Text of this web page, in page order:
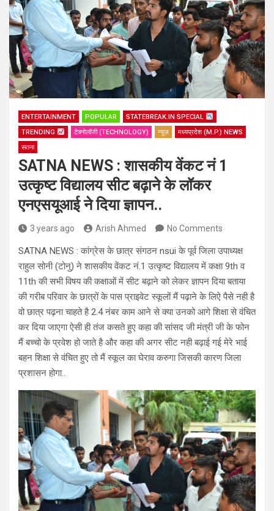
ENTERTAINMENT POPULAR
STATEBREAK.IN SPECIAL
TRENDING
टेक्नोलॉजी (TECHNOLOGY) न्यूज़
मध्यप्रदेश (M.P.) NEWS
सतना
SATNA NEWS : शासकीय वेंकट नं 1
उत्कृष्ट विद्यालय सीट बढ़ाने के लॉकर
एनएसयूआई ने दिया ज्ञापन..
3 years ago Arish Ahmed No Comments
SATNA NEWS : कांग्रेस के छात्र संगठन nsui के पूर्व जिला उपाध्यक्ष
राहुल सोनी (टोनु) ने शासकीय वेंकट नं.1 उत्कृष्ट विद्यालय में कक्षा 9th व
11th की सभी विषय की कक्षाओं में सीट बढ़ाने को लेकर ज्ञापन दिया बताया
की गरीब परिवार के छात्रों के पास प्राइवेट स्कूलों मैं पढ़ाने के लिऐ पैसे नही है
वो छात्र पढ़ना चाहते है 2.4 नंबर काम आने से क्या उनको आगे शिक्षा से वंचित
कर दिया जाएगा ऐसी ही तंज कसते हुए कहा की सांसद जी मंत्री जी के फोन
मैं बच्चो के प्रवेश हो जाते है और कहा की अगर सीट नही बढ़ाई गई मेरे भाई
बहन शिक्षा से वंचित हुए तो मैं स्कूल का घेराव करुगा जिसकी कारण जिला
प्रशासन होगा..